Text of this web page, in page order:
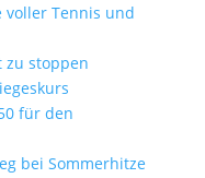
voller Tennis und
zu stoppen
für den
bei Sommerhitze